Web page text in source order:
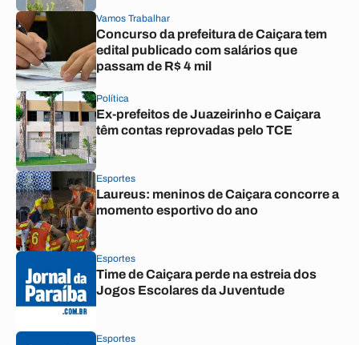
Vamos Trabalhar
Concurso da prefeitura de Caiçara tem
edital publicado com salários que
passam de R$ 4 mil
Política
Ex-prefeitos de Juazeirinho e Caiçara
têm contas reprovadas pelo TCE
Esportes
Laureus: meninos de Caiçara concorre a
momento esportivo do ano
Esportes
Time de Caiçara perde na estreia dos
Jogos Escolares da Juventude
Esportes